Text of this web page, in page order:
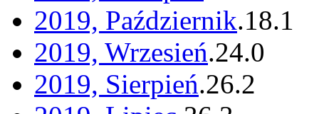
2019, Październik.18.1
2019, Wrzesień.24.0
2019, Sierpień.26.2